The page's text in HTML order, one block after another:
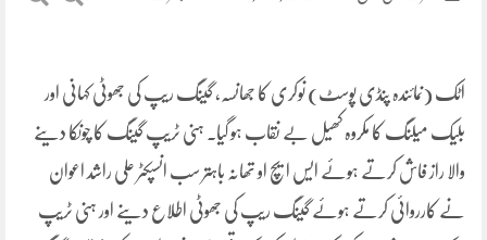
اٹک (نمائندہ پنڈی پوسٹ) نوکری کا جھانسہ، گینگ ریپ کی جھوٹی کہانی اور
بلیک میلنگ کا مکروہ کھیل بے نقاب ہو گیا۔ ہنی ٹریپ گینگ کا چونکا دینے
والا راز فاش کرتے ہوئے ایس ایچ او تھانہ باہتر سب انسپکٹر علی راشد اعوان
نے کارروائی کرتے ہوئے گینگ ریپ کی جھوٹی اطلاع دینے اور ہنی ٹریپ